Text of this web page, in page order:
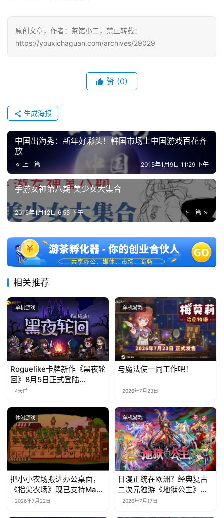
原创文章，作者：茶馆小二，禁止转载：
https://youxichaguan.com/archives/29029
赞 (0)
生成海报
中国出海秀：新年好彩头！韩国市场上中国游戏百花齐
放
上一篇 2015年1月9日 11:29 下午
手游女神第八期 美少女大集合
下一篇
2015年1月12日 6:55 下午
相关推荐
单机游戏
Roguelike卡牌新作《黑夜轮
回》8月5日正式登陆
Steam，首发9折优惠开启
4天前
单机游戏
与魔法使一同工作吧！
2026年7月23日
休闲游戏
把小小农场搬进办公桌面，
《指尖农场》现已支持Mac
系统！
2026年7月22日
单机游戏
日漫正统在欧洲？经典复古
二次元独游《地狱公主》现
已EA上线
2026年7月17日